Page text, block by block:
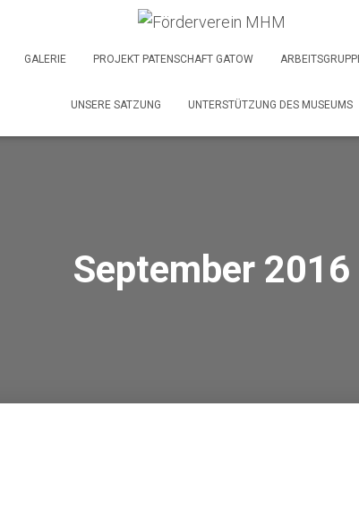
GALERIE PROJEKT PATENSCHAFT GATOW
UNSERE SATZUNG UNTERSTÜTZUNG DES MUSEUMS
September 2016